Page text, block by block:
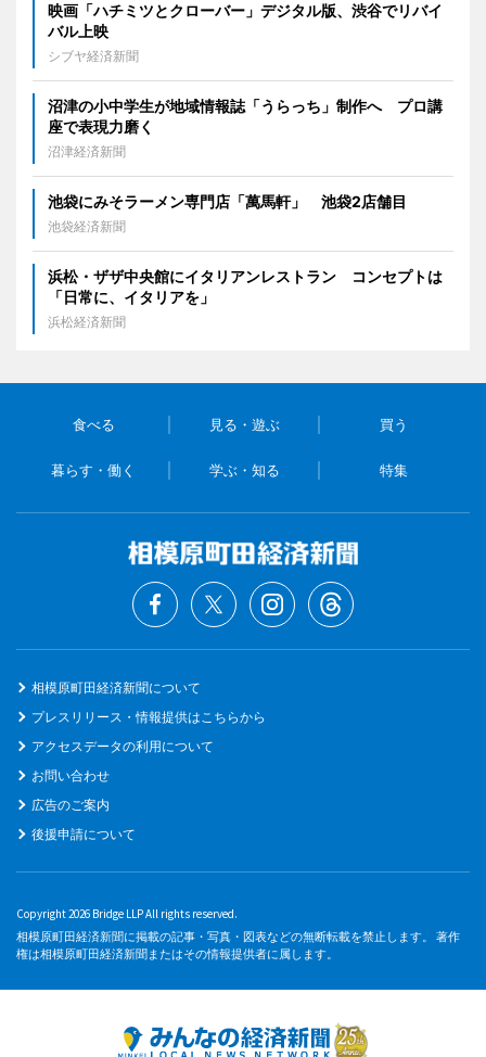
映画「ハチミツとクローバー」デジタル版、渋谷でリバイ
バル上映
シブヤ経済新聞
沼津の小中学生が地域情報誌「うらっち」制作へ プロ講
座で表現力磨く
沼津経済新聞
池袋にみそラーメン専門店「萬馬軒」 池袋2店舗目
池袋経済新聞
浜松・ザザ中央館にイタリアンレストラン コンセプトは
「日常に、イタリアを」
浜松経済新聞
食べる 見る・遊ぶ 買う
暮らす・働く 学ぶ・知る 特集
相模原町田経済新聞について
プレスリリース・情報提供はこちらから
アクセスデータの利用について
お問い合わせ
広告のご案内
後援申請について
Copyright 2026 Bridge LLP All rights reserved.
相模原町田経済新聞に掲載の記事・写真・図表などの無断転載を禁止します。 著作
権は相模原町田経済新聞またはその情報提供者に属します。